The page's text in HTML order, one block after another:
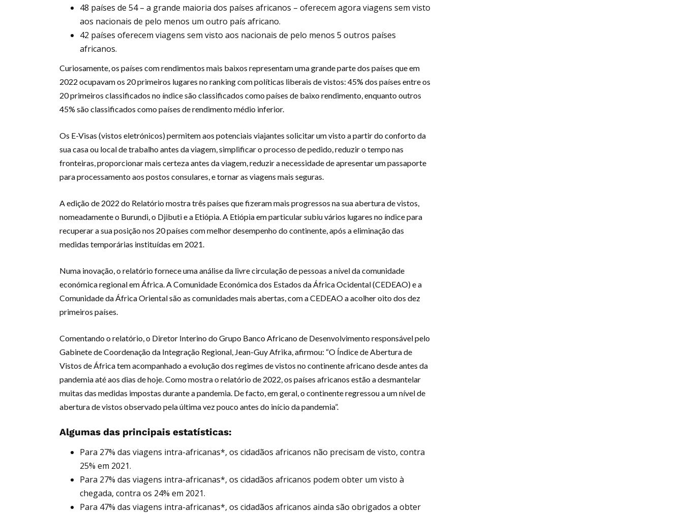
48 países de 54 – a grande maioria dos países africanos – oferecem agora viagens sem visto
aos nacionais de pelo menos um outro país africano.
42 países oferecem viagens sem visto aos nacionais de pelo menos 5 outros países
africanos.
Curiosamente, os países com rendimentos mais baixos representam uma grande parte dos países que em
2022 ocupavam os 20 primeiros lugares no ranking com políticas liberais de vistos: 45% dos países entre os
20 primeiros classificados no índice são classificados como países de baixo rendimento, enquanto outros
45% são classificados como países de rendimento médio inferior.
Os E-Visas (vistos eletrónicos) permitem aos potenciais viajantes solicitar um visto a partir do conforto da
sua casa ou local de trabalho antes da viagem, simplificar o processo de pedido, reduzir o tempo nas
fronteiras, proporcionar mais certeza antes da viagem, reduzir a necessidade de apresentar um passaporte
para processamento aos postos consulares, e tornar as viagens mais seguras.
A edição de 2022 do Relatório mostra três países que fizeram mais progressos na sua abertura de vistos,
nomeadamente o Burundi, o Djibuti e a Etiópia. A Etiópia em particular subiu vários lugares no índice para
recuperar a sua posição nos 20 países com melhor desempenho do continente, após a eliminação das
medidas temporárias instituídas em 2021.
Numa inovação, o relatório fornece uma análise da livre circulação de pessoas a nível da comunidade
económica regional em África. A Comunidade Económica dos Estados da África Ocidental (CEDEAO) e a
Comunidade da África Oriental são as comunidades mais abertas, com a CEDEAO a acolher oito dos dez
primeiros países.
Comentando o relatório, o Diretor Interino do Grupo Banco Africano de Desenvolvimento responsável pelo
Gabinete de Coordenação da Integração Regional, Jean-Guy Afrika, afirmou: “O Índice de Abertura de
Vistos de África tem acompanhado a evolução dos regimes de vistos no continente africano desde antes da
pandemia até aos dias de hoje. Como mostra o relatório de 2022, os países africanos estão a desmantelar
muitas das medidas impostas durante a pandemia. De facto, em geral, o continente regressou a um nível de
abertura de vistos observado pela última vez pouco antes do início da pandemia”.
Algumas das principais estatísticas:
Para 27% das viagens intra-africanas*, os cidadãos africanos não precisam de visto, contra
25% em 2021.
Para 27% das viagens intra-africanas*, os cidadãos africanos podem obter um visto à
chegada, contra os 24% em 2021.
Para 47% das viagens intra-africanas*, os cidadãos africanos ainda são obrigados a obter